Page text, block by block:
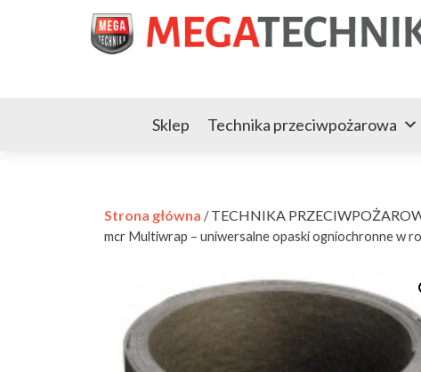
Sklep Technika przeciwpożarowa
Strona główna /TECHNIKA
mcr Multiwrap – uniwersalne opaski ogniochronne w